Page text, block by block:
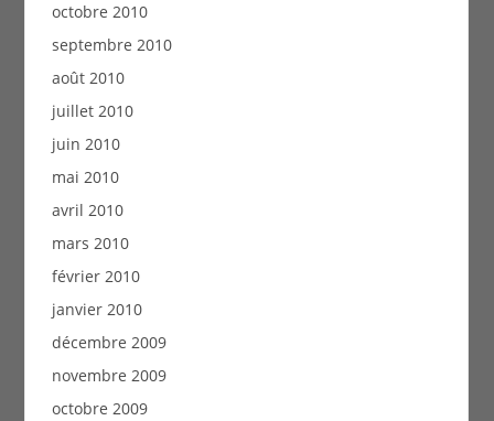
octobre 2010
septembre 2010
août 2010
juillet 2010
juin 2010
mai 2010
avril 2010
mars 2010
février 2010
janvier 2010
décembre 2009
novembre 2009
octobre 2009